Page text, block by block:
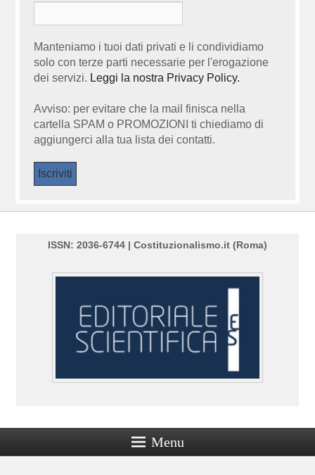
Manteniamo i tuoi dati privati e li condividiamo
solo con terze parti necessarie per l'erogazione
dei servizi. Leggi la nostra Privacy Policy.
Avviso: per evitare che la mail finisca nella
cartella SPAM o PROMOZIONI ti chiediamo di
aggiungerci alla tua lista dei contatti.
ISSN: 2036-6744 | Costituzionalismo.it (Roma)
Menu